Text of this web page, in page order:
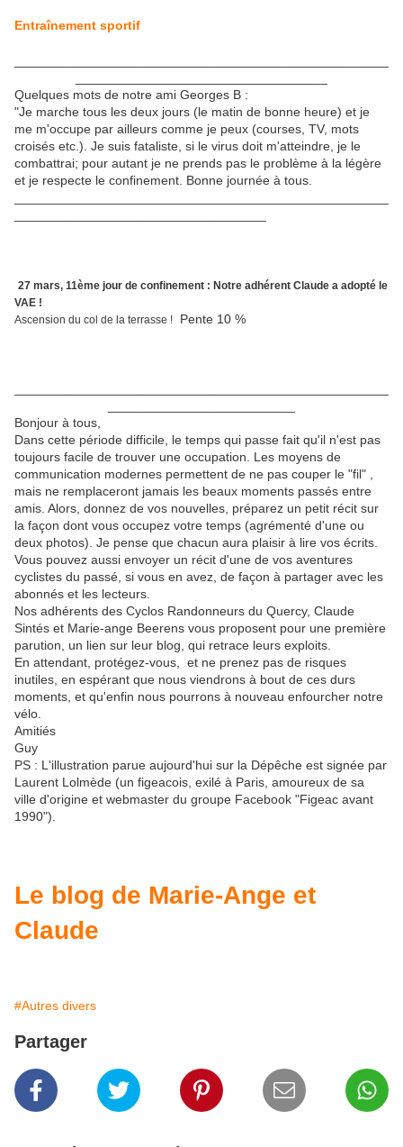
Entraînement sportif
Quelques mots de notre ami Georges B :
"Je marche tous les deux jours (le matin de bonne heure) et je
me m'occupe par ailleurs comme je peux (courses, TV, mots
croisés etc.). Je suis fataliste, si le virus doit m'atteindre, je le
combattrai; pour autant je ne prends pas le problème à la légère
et je respecte le confinement. Bonne journée à tous.
27 mars, 11ème jour de confinement : Notre adhérent Claude a adopté le
VAE !
Ascension du col de la terrasse !
Pente 10 %
Bonjour à tous,
Dans cette période difficile, le temps qui passe fait qu'il n'est pas
toujours facile de trouver une occupation. Les moyens de
communication modernes permettent de ne pas couper le "fil" ,
mais ne remplaceront jamais les beaux moments passés entre
amis. Alors, donnez de vos nouvelles, préparez un petit récit sur
la façon dont vous occupez votre temps (agrémenté d'une ou
deux photos). Je pense que chacun aura plaisir à lire vos écrits.
Vous pouvez aussi envoyer un récit d'une de vos aventures
cyclistes du passé, si vous en avez, de façon à partager avec les
abonnés et les lecteurs.
Nos adhérents des Cyclos Randonneurs du Quercy, Claude
Sintés et Marie-ange Beerens vous proposent pour une première
parution, un lien sur leur blog, qui retrace leurs exploits.
En attendant, protégez-vous, et ne prenez pas de risques
inutiles, en espérant que nous viendrons à bout de ces durs
moments, et qu'enfin nous pourrons à nouveau enfourcher notre
vélo.
Amitiés
Guy
PS : L'illustration parue aujourd'hui sur la Dépêche est signée par
Laurent Lolmède (un figeacois, exilé à Paris, amoureux de sa
ville d'origine et webmaster du groupe Facebook "Figeac avant
1990").
Le blog de Marie-Ange et
Claude
#Autres divers
Partager